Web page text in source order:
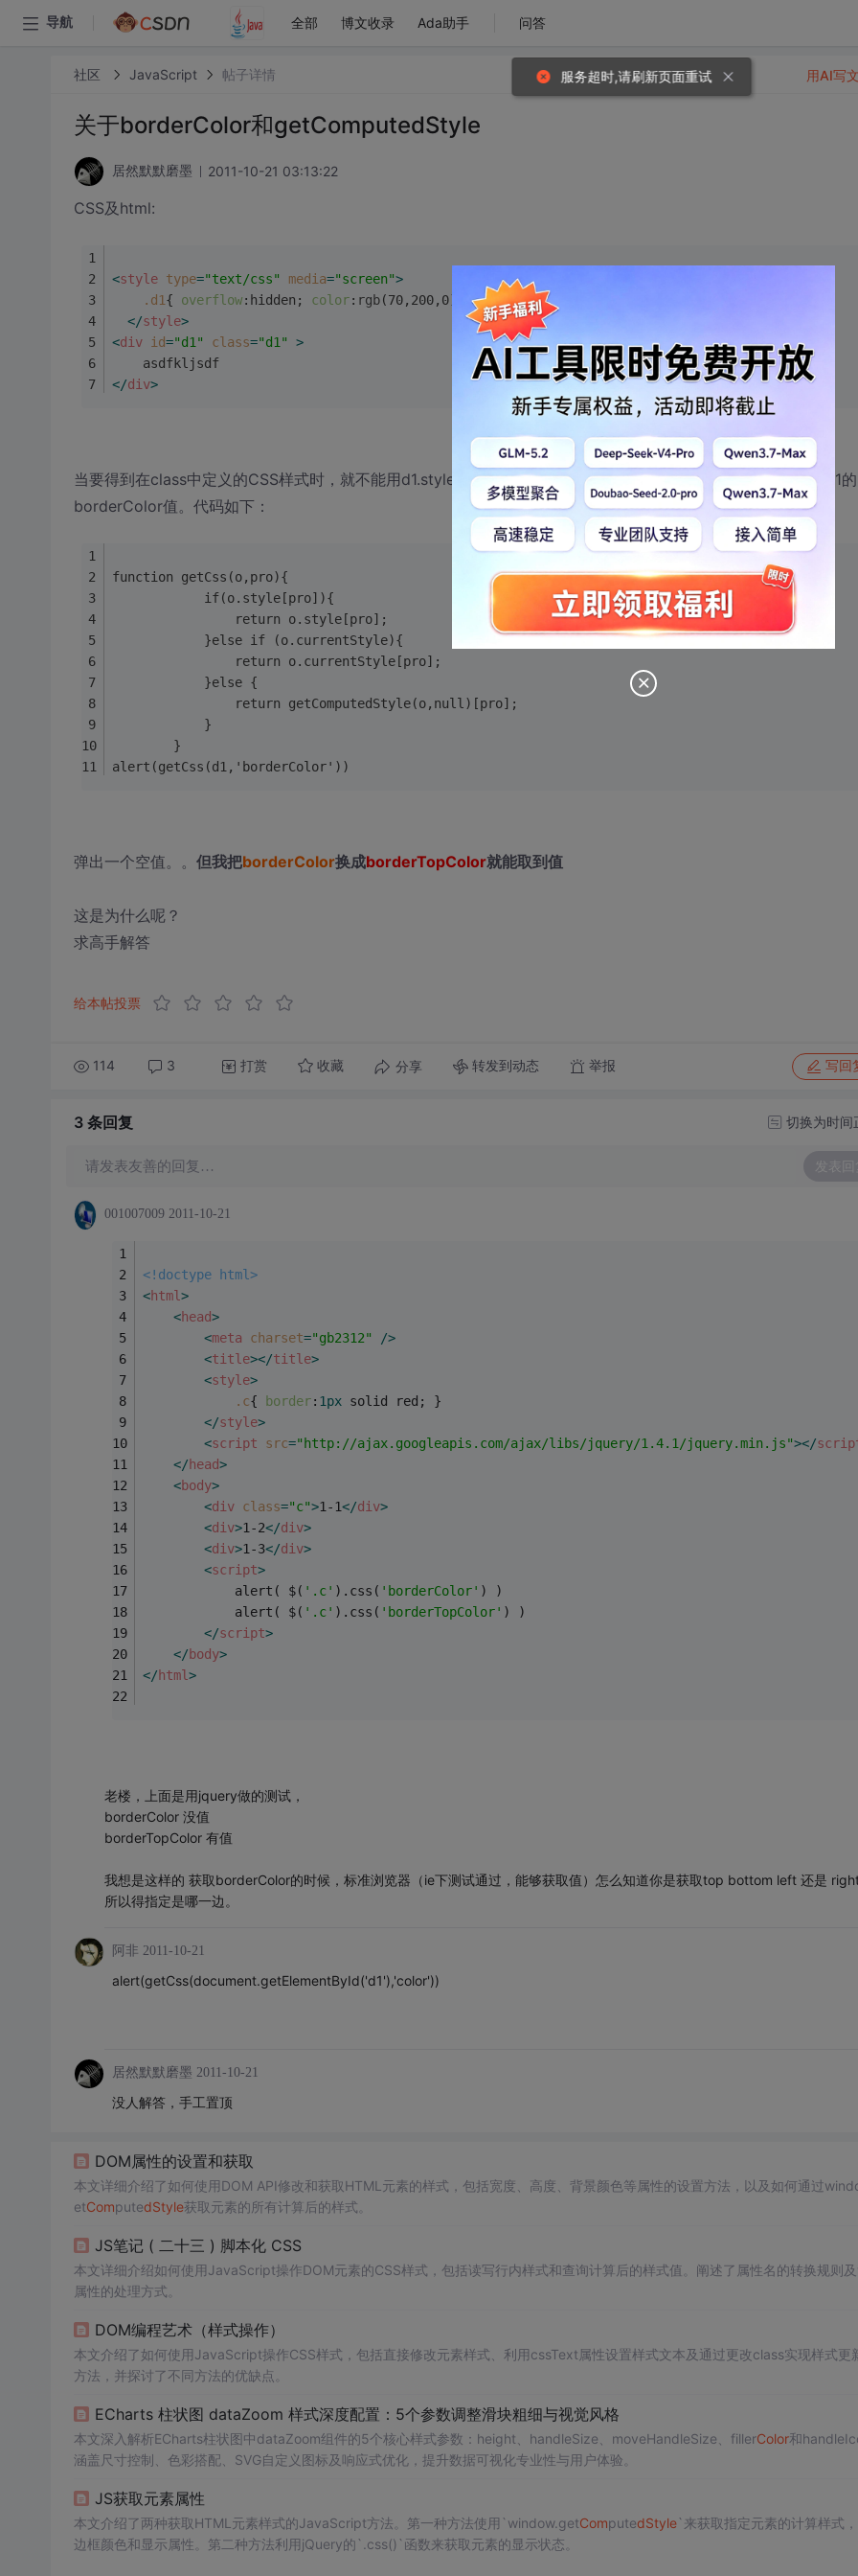
导航 全部 博文收录 Ada助手 问答
社区 JavaScript 帖子详情
关于borderColor和getComputedStyle
居然默默磨墨 2011-10-21 03:13:22
CSS及html:
<style type="text/css" media="screen">
.d1{ overflow:hidden; color: rgb(70,200,0); border:1px solid
</style>
<div id="d1" class="d1" >
	asdfkljsdf
</div>
当要得到在class中定义的CSS样式时，就不能用d1.style.了。这个我知道。但我用getComputedStyle也得不到d1的
borderColor值。代码如下：
function getCss(o,pro){
			if(o.style[pro]){
				return o.style[pro];
			}else if (o.currentStyle){
				return o.currentStyle[pro];
			}else {
				return getComputedStyle(o,null)[pro];
			}
		}
alert(getCss(d1,'borderColor'))
弹出一个空值。。 但我把borderColor换成borderTopColor就能取到值
这是为什么呢？
求高手解答
给本帖投票
114 3 打赏 收藏 分享 转发到动态 举报 写回
用AI写
3 条回复 切换为时间
请发表友善的回复… 发表回
001007009 2011-10-21
<!doctype html>
<html>
<head>
<meta charset="gb2312" />
<title></title>
<style>
.c{ border: 1px solid red; }
</style>
<script src="http://ajax.googleapis.com/ajax/libs/jquery/1.4.1/jquery.min.js"></
</head>
<body>
<div class="c">1-1</div>
<div>1-2</div>
<div>1-3</div>
<script>
			alert( $(
'.c' ).css( 'borderColor' ) )
			alert( $(
'.c' ).css( 'borderTopColor' ) )
</script>
</body>
</html>
老楼，上面是用jquery做的测试，
borderColor 没值
borderTopColor 有值
我想是这样的 获取borderColor的时候，标准浏览器（ie下测试通过，能够获取值）怎么知道你是获取top bottom left 还是
所以得指定是哪一边。
阿非 2011-10-21
alert(getCss(document.getElementById('d1'),'color'))
居然默默磨墨 2011-10-21
没人解答，手工置顶
DOM属性的设置和获取
本文详细介绍了如何使用DOM API修改和获取HTML元素的样式，包括宽度、高度、背景颜色等属性的设置方法，以及如何通过
etComputedStyle获取元素的所有计算后的样式。
JS笔记 ( 二十三 ) 脚本化 CSS
本文详细介绍如何使用JavaScript操作DOM元素的CSS样式，包括读写行内样式和查询计算后的样式值。阐述了属性名的转换规则
属性的处理方式。
DOM编程艺术（样式操作）
本文介绍了如何使用JavaScript操作CSS样式，包括直接修改元素样式、利用cssText属性设置样式文本及通过更改class实现样式更
方法，并探讨了不同方法的优缺点。
ECharts 柱状图 dataZoom 样式深度配置：5个参数调整滑块粗细与视觉风格
本文深入解析ECharts柱状图中dataZoom组件的5个核心样式参数：height、handleSize、moveHandleSize、fillerColor和
涵盖尺寸控制、色彩搭配、SVG自定义图标及响应式优化，提升数据可视化专业性与用户体验。
JS获取元素属性
本文介绍了两种获取HTML元素样式的JavaScript方法。第一种方法使用`window.getComputedStyle`来获取指定元素的计算样式
边框颜色和显示属性。第二种方法利用jQuery的`.css()`函数来获取元素的显示状态。
服务超时,请刷新页面重试